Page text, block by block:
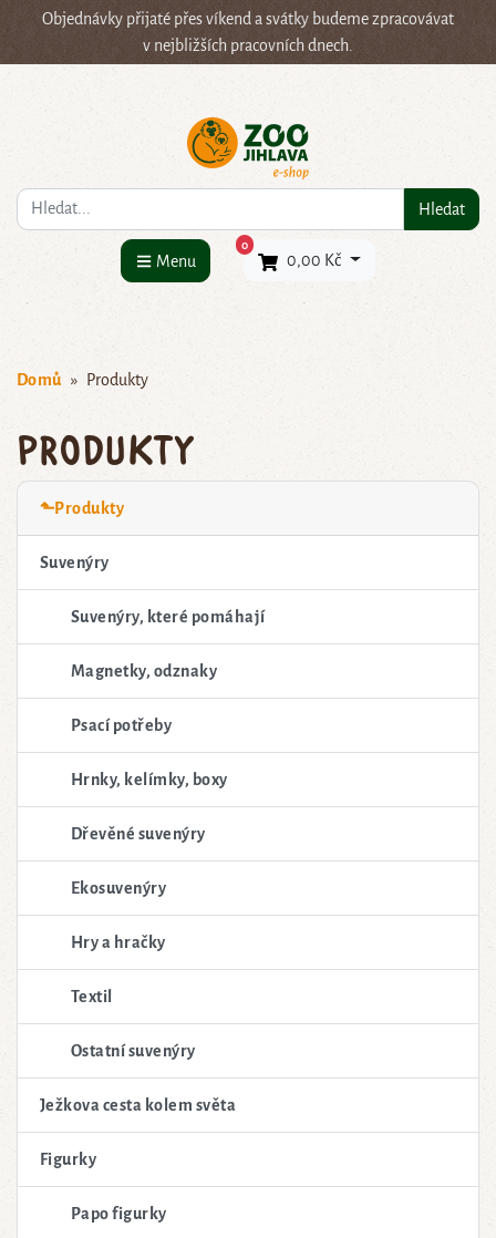
Objednávky přijaté přes víkend a svátky budeme zpracovávat
v nejbližších pracovních dnech.
Co hledáte? Hledat
Menu
0×
0,00 Kč
Domů Produkty
Produkty
⬑Produkty
Suvenýry
Suvenýry, které pomáhají
Magnetky, odznaky
Psací potřeby
Hrnky, kelímky, boxy
Dřevěné suvenýry
Ekosuvenýry
Hry a hračky
Textil
Ostatní suvenýry
Ježkova cesta kolem světa
Figurky
Papo figurky